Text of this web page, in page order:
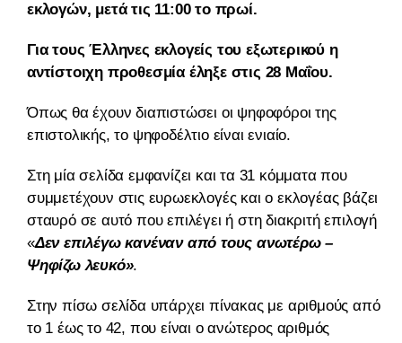
εκλογών, μετά τις 11:00 το πρωί.
Για τους Έλληνες εκλογείς του εξωτερικού η
αντίστοιχη προθεσμία έληξε στις 28 Μαΐου.
Όπως θα έχουν διαπιστώσει οι ψηφοφόροι της
επιστολικής, το ψηφοδέλτιο είναι ενιαίο.
Στη μία σελίδα εμφανίζει και τα 31 κόμματα που
συμμετέχουν στις ευρωεκλογές και ο εκλογέας βάζει
σταυρό σε αυτό που επιλέγει ή στη διακριτή επιλογή
«Δεν επιλέγω κανέναν από τους ανωτέρω –
Ψηφίζω λευκό».
Στην πίσω σελίδα υπάρχει πίνακας με αριθμούς από
το 1 έως το 42, που είναι ο ανώτερος αριθμός